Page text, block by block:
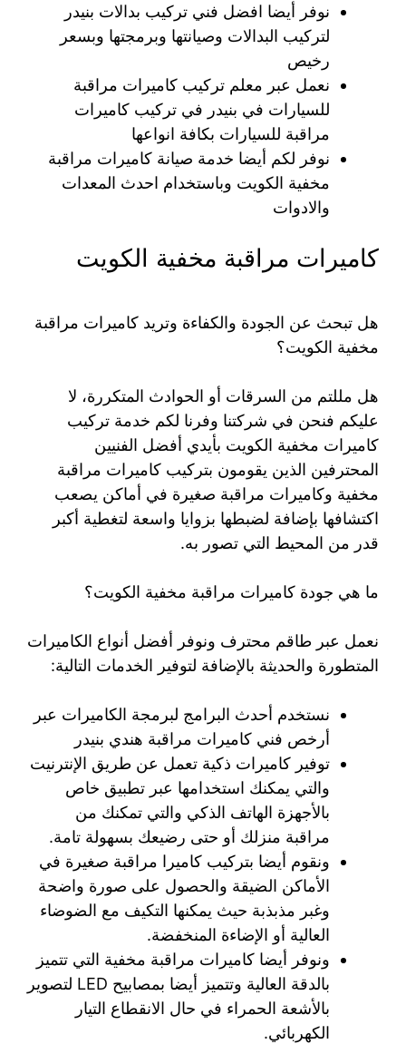
نوفر أيضا افضل فني تركيب بدالات بنيدر
لتركيب البدالات وصيانتها وبرمجتها وبسعر
رخيص
نعمل عبر معلم تركيب كاميرات مراقبة
للسيارات في بنيدر في تركيب كاميرات
مراقبة للسيارات بكافة انواعها
نوفر لكم أيضا خدمة صيانة كاميرات مراقبة
مخفية الكويت وباستخدام احدث المعدات
والادوات
كاميرات مراقبة مخفية الكويت
هل تبحث عن الجودة والكفاءة وتريد كاميرات مراقبة
مخفية الكويت؟
هل مللتم من السرقات أو الحوادث المتكررة، لا
عليكم فنحن في شركتنا وفرنا لكم خدمة تركيب
كاميرات مخفية الكويت بأيدي أفضل الفنيين
المحترفين الذين يقومون بتركيب كاميرات مراقبة
مخفية وكاميرات مراقبة صغيرة في أماكن يصعب
اكتشافها بإضافة لضبطها بزوايا واسعة لتغطية أكبر
قدر من المحيط التي تصور به.
ما هي جودة كاميرات مراقبة مخفية الكويت؟
نعمل عبر طاقم محترف ونوفر أفضل أنواع الكاميرات
المتطورة والحديثة بالإضافة لتوفير الخدمات التالية:
نستخدم أحدث البرامج لبرمجة الكاميرات عبر
أرخص فني كاميرات مراقبة هندي بنيدر
توفير كاميرات ذكية تعمل عن طريق الإنترنيت
والتي يمكنك استخدامها عبر تطبيق خاص
بالأجهزة الهاتف الذكي والتي تمكنك من
مراقبة منزلك أو حتى رضيعك بسهولة تامة.
ونقوم أيضا بتركيب كاميرا مراقبة صغيرة في
الأماكن الضيقة والحصول على صورة واضحة
وغبر مذبذبة حيث يمكنها التكيف مع الضوضاء
العالية أو الإضاءة المنخفضة.
ونوفر أيضا كاميرات مراقبة مخفية التي تتميز
بالدقة العالية وتتميز أيضا بمصابيح LED لتصوير
بالأشعة الحمراء في حال الانقطاع التيار
الكهربائي.